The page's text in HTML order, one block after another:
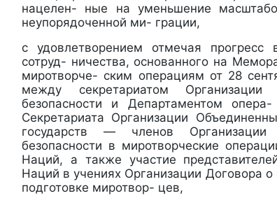
нацелен- ные на уменьшение
неупорядоченной ми- грации,
с удовлетворением отмечая прогресс
сотруд- ничества, основанного на
миротворче- ским операциям от 28
между секретариатом
безопасности и Департаментом
Секретариата Организации
государств — членов Организации
безопасности в миротворческие
Наций, а также участие
Наций в учениях Организации Договора о
подготовке миротвор- цев,